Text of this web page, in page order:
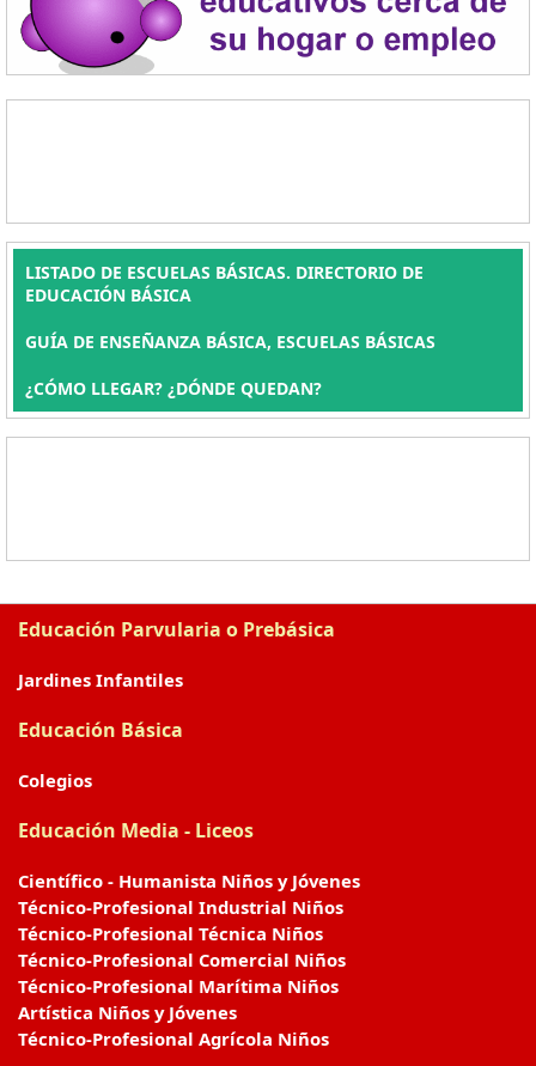
LISTADO DE ESCUELAS BÁSICAS. DIRECTORIO DE
EDUCACIÓN BÁSICA
GUÍA DE ENSEÑANZA BÁSICA, ESCUELAS BÁSICAS
¿CÓMO LLEGAR? ¿DÓNDE QUEDAN?
Educación Parvularia o Prebásica
Jardines Infantiles
Educación Básica
Colegios
Educación Media - Liceos
Científico - Humanista Niños y Jóvenes
Técnico-Profesional Industrial Niños
Técnico-Profesional Técnica Niños
Técnico-Profesional Comercial Niños
Técnico-Profesional Marítima Niños
Artística Niños y Jóvenes
Técnico-Profesional Agrícola Niños